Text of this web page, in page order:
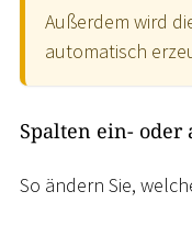
Außerdem wird
automatisch
Spalten ein- oder
So ändern Sie,